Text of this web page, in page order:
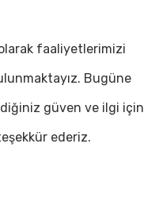
olarak faaliyetlerimizi
Bugüne
güven ve ilgi için
ederiz.